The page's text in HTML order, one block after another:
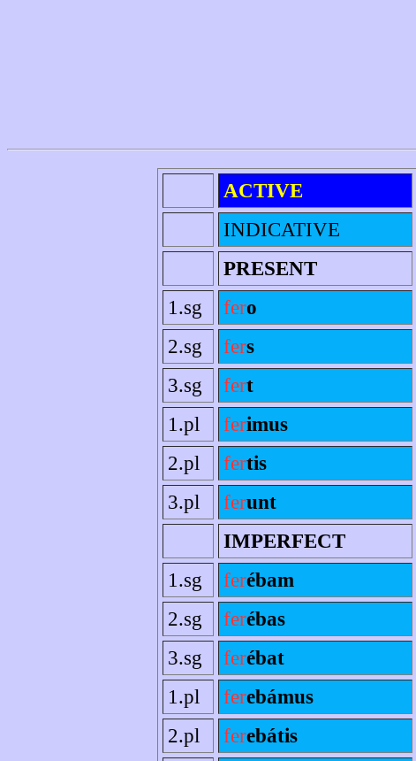
ACTIVE
INDICATIVE
PRESENT
1.sg
fero
2.sg
fers
3.sg
fert
1.pl
ferimus
2.pl
fertis
3.pl
ferunt
IMPERFECT
1.sg
ferébam
2.sg
ferébas
3.sg
ferébat
1.pl
ferebámus
2.pl
ferebátis